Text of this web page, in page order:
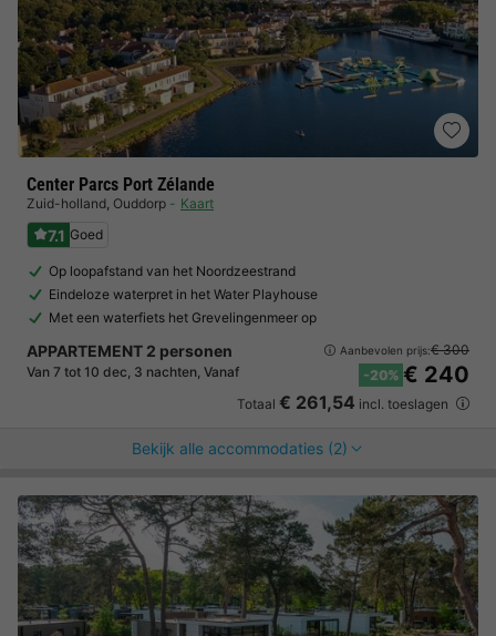
Center Parcs Port Zélande
Zuid-holland, Ouddorp Kaart
7.1 Goed
Op loopafstand van het Noordzeestrand
Eindeloze waterpret in het Water Playhouse
Met een waterfiets het Grevelingenmeer op
APPARTEMENT 2 personen
Van 7 tot 10 dec, 3 nachten, Vanaf
Aanbevolen prijs:€ 300
-20% € 240
Totaal € 261,54 incl. toeslagen
Bekijk alle accommodaties (2)